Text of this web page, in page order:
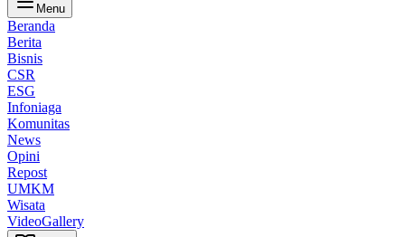
Menu
Beranda
Berita
Bisnis
CSR
ESG
Infoniaga
Komunitas
News
Opini
Repost
UMKM
Wisata
VideoGallery